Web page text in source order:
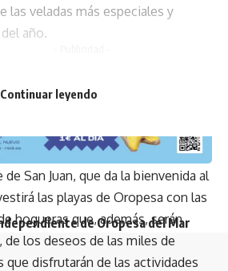
las veladas más especiales y
año.
de San Juan, que da la bienvenida al
las playas de Oropesa con las
hogueras que, además, serán
los deseos de las miles de
que disfrutarán de las actividades
Continuar leyendo
de Oropesa del Mar